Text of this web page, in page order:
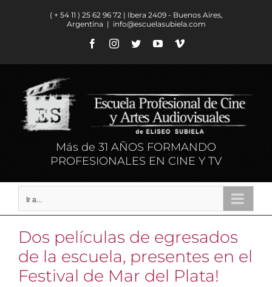
( + 54 11 ) ​25 62 96 72 | Ibera 2409 - Buenos Aires,
Argentina | info@escuelasubiela.com
FacebookInstagram
TwitterYouTubeVimeo
Más de 31 AÑOS FORMANDO
PROFESIONALES EN CINE Y TV
Ir a...
Dos películas de egresados
de la escuela, presentes en el
Festival de Mar del Plata!